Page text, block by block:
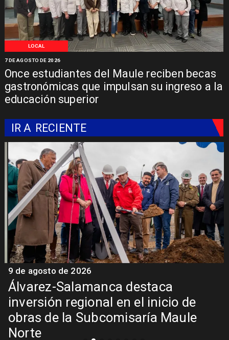
LOCAL
Once estudiantes del Maule reciben becas
gastronómicas que impulsan su ingreso a la
educación superior
7 DE AGOSTO DE 2026
IR A RECIENTE
Álvarez-Salamanca destaca
inversión regional en el inicio de
obras de la Subcomisaría Maule
Norte
9 de agosto de 2026